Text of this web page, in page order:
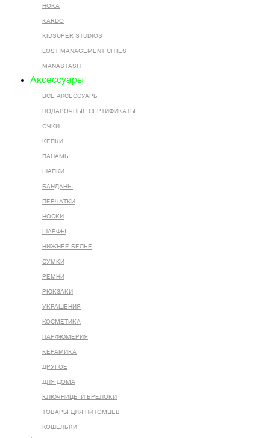
HOKA
KARDO
KIDSUPER STUDIOS
LOST MANAGEMENT CITIES
MANASTASH
Аксессуары
ВСЕ AКСЕССУАРЫ
ПОДАРОЧНЫЕ СЕРТИФИКАТЫ
ОЧКИ
КЕПКИ
ПАНАМЫ
ШАПКИ
БАНДАНЫ
ПЕРЧАТКИ
НОСКИ
ШАРФЫ
НИЖНЕЕ БЕЛЬЕ
СУМКИ
РЕМНИ
РЮКЗАКИ
УКРАШЕНИЯ
КОСМЕТИКА
ПАРФЮМЕРИЯ
КЕРАМИКА
ДРУГОЕ
ДЛЯ ДОМА
КЛЮЧНИЦЫ И БРЕЛОКИ
ТОВАРЫ ДЛЯ ПИТОМЦЕВ
КОШЕЛЬКИ